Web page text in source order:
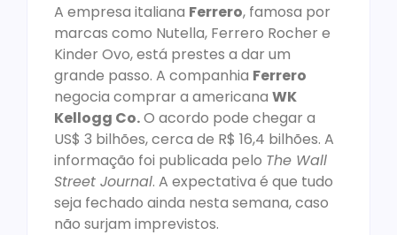
A empresa italiana Ferrero, famosa por
marcas como Nutella, Ferrero Rocher e
Kinder Ovo, está prestes a dar um
grande passo. A companhia Ferrero
negocia comprar a americana WK
Kellogg Co.O acordo pode chegar a
US$ 3 bilhões, cerca de R$ 16,4 bilhões. A
informação foi publicada pelo The Wall
Street Journal. A expectativa é que tudo
seja fechado ainda nesta semana, caso
não surjam imprevistos.